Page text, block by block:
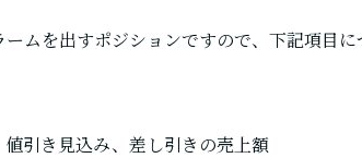
ムを出すポジションですので、下記項目
引き見込み、差し引きの売上額